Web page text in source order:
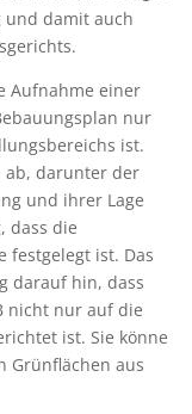
und damit auch
Aufnahme einer
nur
ist.
ab, darunter der
und ihrer Lage
dass die
festgelegt ist. Das
darauf hin, dass
nicht nur auf die
ist. Sie könne
Grünflächen aus